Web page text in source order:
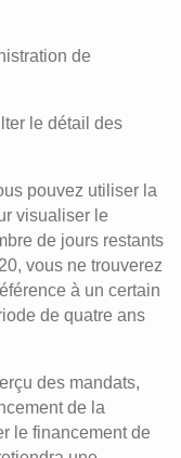
de
le détail des
pouvez utiliser la
visualiser le
de jours restants
vous ne trouverez
à un certain
de quatre ans
des mandats,
de la
le financement de